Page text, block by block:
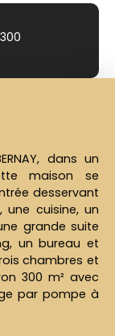
dans un
maison se
desservant
une cuisine, un
grande suite
un bureau et
chambres et
300 m² avec
par pompe à